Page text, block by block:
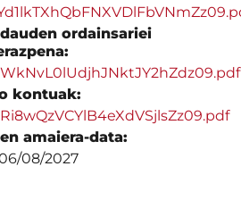
ordainsariei
kontuak:
amaiera-data:
08/2027